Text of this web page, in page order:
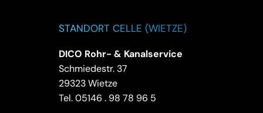
STANDORT CELLE (WIETZE)
DICO Rohr- & Kanalservice
Schmiedestr. 37
29323 Wietze
Tel.05146 . 98 78 96 5